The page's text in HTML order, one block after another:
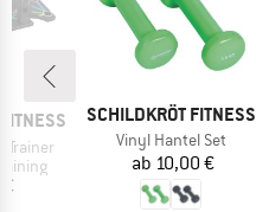
Trainer
MARKE
SCHILDKRÖT FITNESS
Artikel
Vinyl Hantel Set
Preis
ab 10,00 €